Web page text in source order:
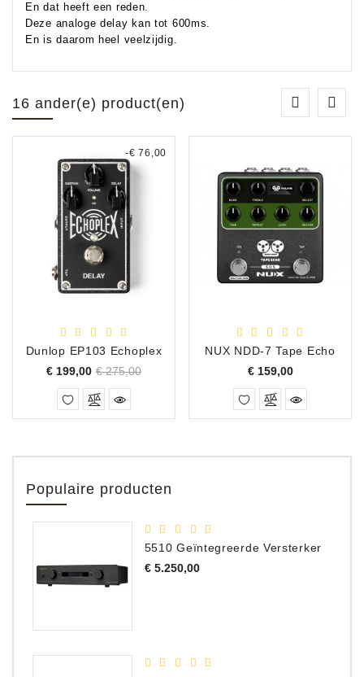
En dat heeft een reden.
Deze analoge delay kan tot 600ms.
En is daarom heel veelzijdig.
16 ander(e) product(en)
-€ 76,00
Dunlop EP103 Echoplex
€ 199,00 Normale
prijs
€ 275,00Prijs
NUX NDD-7 Tape Echo
€ 159,00Prijs
Populaire producten
5510 Geïntegreerde Versterker
€ 5.250,00Prijs